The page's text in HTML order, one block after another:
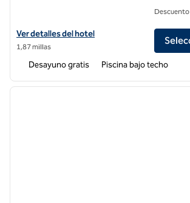
Ver detalles del hotel Embassy Suites by Hilton
Ver detalles del hotel
1,87 millas
Desayuno gratis Piscina bajo techo
1 de 12